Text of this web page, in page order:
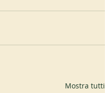
Mostra tutti